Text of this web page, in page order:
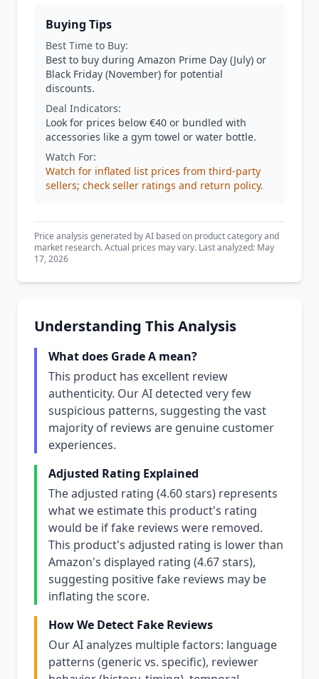
Buying Tips
Best Time to Buy:
Best to buy during Amazon Prime Day (July) or
Black Friday (November) for potential
discounts.
Deal Indicators:
Look for prices below €40 or bundled with
accessories like a gym towel or water bottle.
Watch For:
Watch for inflated list prices from third-party
sellers; check seller ratings and return policy.
Price analysis generated by AI based on product category and
market research. Actual prices may vary. Last analyzed: May
17, 2026
Understanding This Analysis
What does Grade A mean?
This product has excellent review
authenticity. Our AI detected very few
suspicious patterns, suggesting the vast
majority of reviews are genuine customer
experiences.
Adjusted Rating Explained
The adjusted rating (4.60 stars) represents
what we estimate this product's rating
would be if fake reviews were removed.
This product's adjusted rating is lower than
Amazon's displayed rating (4.67 stars),
suggesting positive fake reviews may be
inflating the score.
How We Detect Fake Reviews
Our AI analyzes multiple factors: language
patterns (generic vs. specific), reviewer